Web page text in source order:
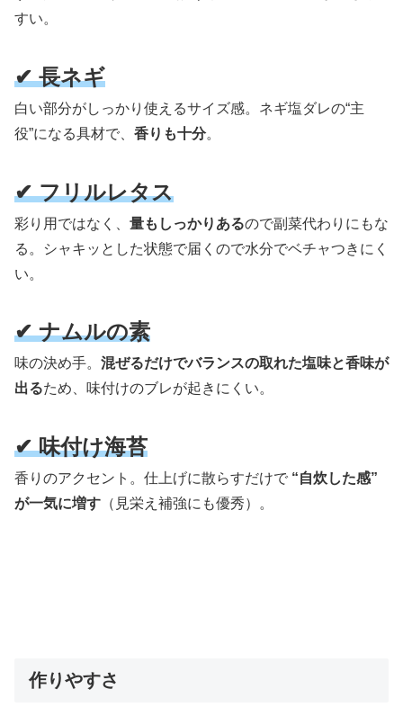
すい。
✔ 長ネギ
白い部分がしっかり使えるサイズ感。ネギ塩ダレの“主
役”になる具材で、 香りも十分。
✔ フリルレタス
彩り用ではなく、 量もしっかりあるので副菜代わりにもな
る。シャキッとした状態で届くので水分でベチャつきにく
い。
✔ ナムルの素
味の決め手。 混ぜるだけでバランスの取れた塩味と香味が
出るため、味付けのブレが起きにくい。
✔ 味付け海苔
香りのアクセント。仕上げに散らすだけで “自炊した感”
が一気に増す （見栄え補強にも優秀）。
作りやすさ